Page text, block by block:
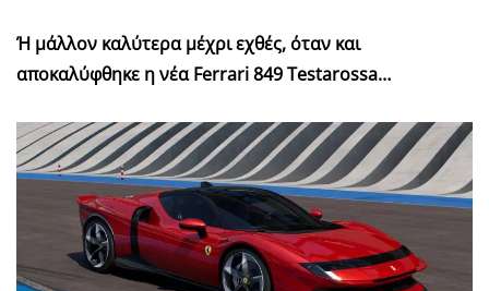
Ή μάλλον καλύτερα μέχρι εχθές, όταν και
αποκαλύφθηκε η νέα Ferrari 849 Testarossa…